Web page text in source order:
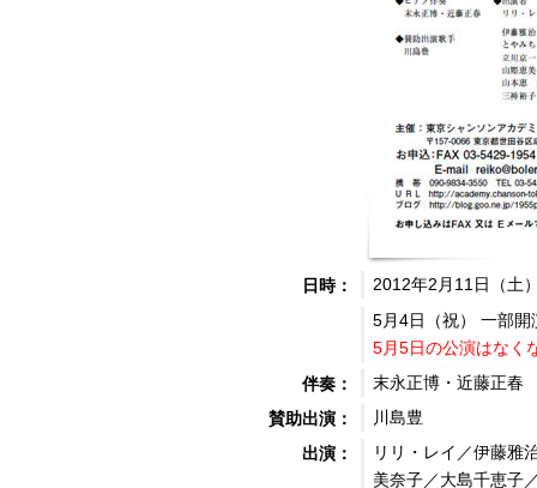
日時：
2012年2月11日（土
5月4日（祝） 一部
5月5日の公演はなく
伴奏：
末永正博・近藤正春
賛助出演：
川島豊
出演：
リリ・レイ／伊藤雅
美奈子／大島千恵子